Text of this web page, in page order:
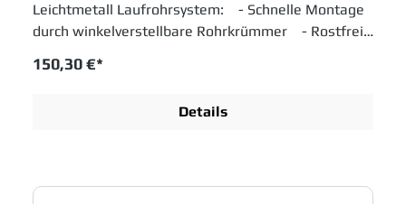
Leichtmetall Laufrohrsystem: - Schnelle Montage
durch winkelverstellbare Rohrkrümmer - Rostfrei
Abriebfestigkeit - Lebensmittelrechtlich weltweit
150,30 €*
Details